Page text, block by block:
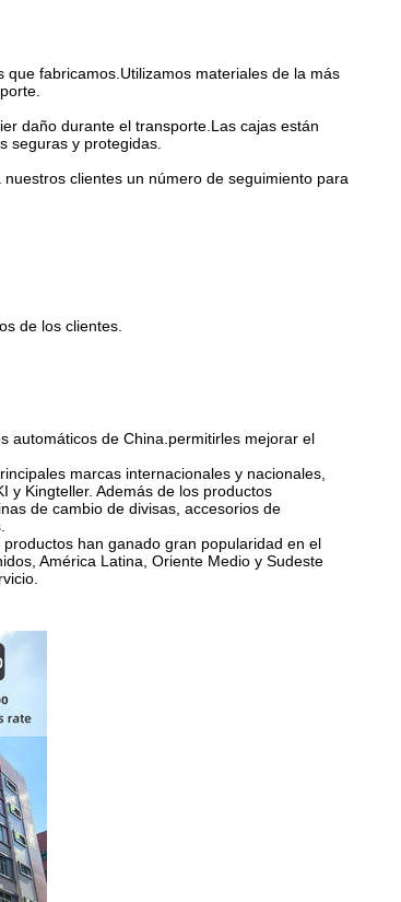
fabricamos.Utilizamos materiales de la más
daño durante el transporte.Las cajas están
seguras y protegidas.
clientes un número de seguimiento para
de los clientes.
automáticos de China.permitirles mejorar el
marcas internacionales y nacionales,
y Kingteller. Además de los productos
de cambio de divisas, accesorios de
han ganado gran popularidad en el
América Latina, Oriente Medio y Sudeste